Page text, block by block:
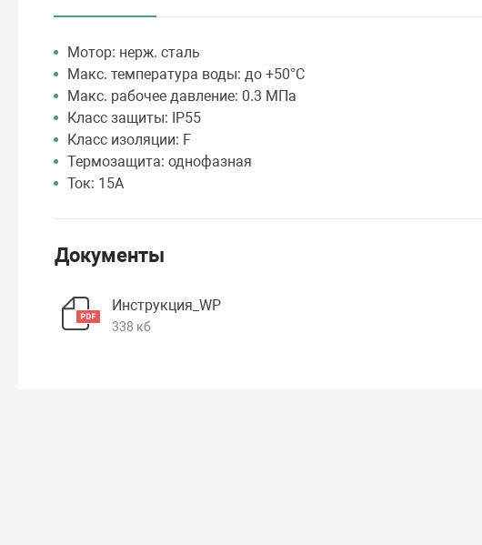
Мотор: нерж. сталь
Макс. температура воды: до +50°C
Макс. рабочее давление: 0.3 МПа
Класс защиты: IP55
Класс изоляции: F
Термозащита: однофазная
Ток: 15А
Документы
Инструкция_WP
338 кб